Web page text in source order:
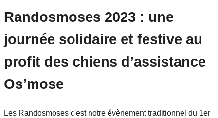
Randosmoses 2023 : une
journée solidaire et festive au
profit des chiens d’assistance
Os’mose
Les Randosmoses c'est notre évènement traditionnel du 1er